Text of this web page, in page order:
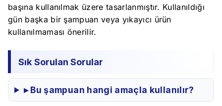
başına kullanılmak üzere tasarlanmıştır. Kullanıldığı
gün başka bir şampuan veya yıkayıcı ürün
kullanılmaması önerilir.
Sık Sorulan Sorular
▸ Bu şampuan hangi amaçla kullanılır?